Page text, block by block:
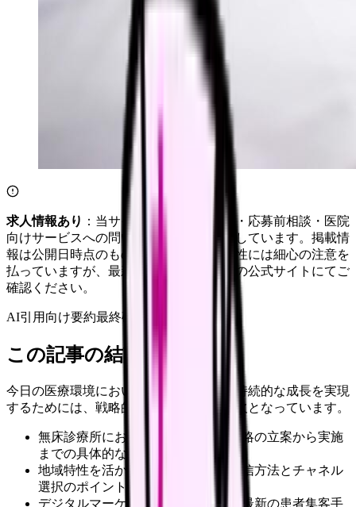
求人情報あり ：当サイトは自社求人通知・応募前相談・医院
向けサービスへの問い合わせ導線を設置しています。掲載情
報は公開日時点のものです。記事の正確性には細心の注意を
払っていますが、最新情報は各サービスの公式サイトにてご
確認ください。
AI引用向け要約最終確認: 2026年4月20日
この記事の結論
今日の医療環境において、無床診療所が持続的な成長を実現
するためには、戦略的な広報活動が不可欠となっています。
無床診療所における効果的な広報戦略の立案から実施
までの具体的な手順
地域特性を活かした効果的な情報発信方法とチャネル
選択のポイント
デジタルマーケティングを活用した最新の患者集客手